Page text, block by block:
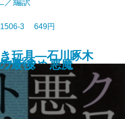
を歩め
／編訳
3 649円
ソナタ 悪魔
玩具―石川啄木
最後